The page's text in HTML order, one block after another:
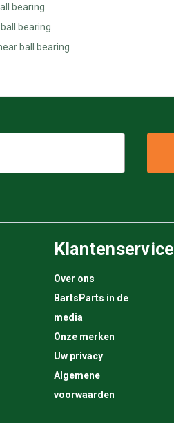
Linear ball bearing
INA Linear ball bearing
- INA Linear ball bearing
Klantenservice
Over ons
BartsParts in de
media
Onze merken
Uw privacy
Algemene
voorwaarden